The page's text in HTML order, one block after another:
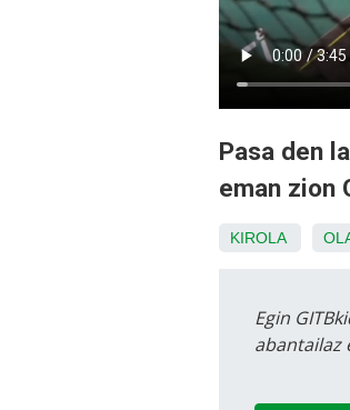
Pasa den
eman zion
KIROLA
Egin
abantailaz